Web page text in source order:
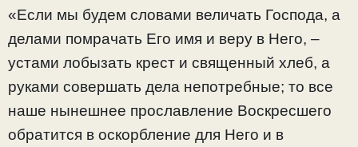
«Если мы будем словами величать Господа, а
делами помрачать Его имя и веру в Него, –
устами лобызать крест и священный хлеб, а
руками совершать дела непотребные; то все
наше нынешнее прославление Воскресшего
обратится в оскорбление для Него и в